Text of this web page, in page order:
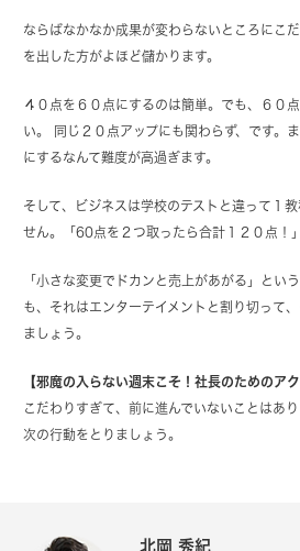
ならばなかなか成果が変わらないところにこ
を出した方がよほど儲かります。
４０点を６０点にするのは簡単。でも、６０
い。 同じ２０点アップにも関わらず、です。
にするなんて難度が高過ぎます。
そして、ビジネスは学校のテストと違って１
せん。「60点を２つ取ったら合計１２０点！
「小さな変更でドカンと売上があがる」とい
も、それはエンターテイメントと割り切って
ましょう。
【邪魔の入らない週末こそ！社長のためのア
こだわりすぎて、前に進んでいないことはあ
次の行動をとりましょう。
北岡 秀紀